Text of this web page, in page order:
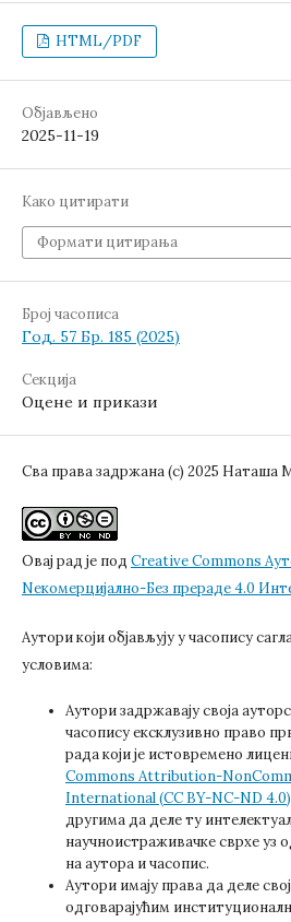
HTML/PDF
Објављено
2025-11-19
Како цитирати
Формати цитирања
Број часописа
Год. 57 Бр. 185 (2025)
Секција
Оцене и прикази
Сва права задржана (c) 2025 Наташа
Овај рад је под Creative Commons
Nекомерцијално-Без прераде 4.0
Аутори који објављују у часопису
условима:
Аутори задржавају своја
часопису ексклузивно право
рада који је истовремено
Commons Attribution-
International (CC BY-NC-ND 4.0)
другима да деле ту
научноистраживачке сврхе уз
на аутора и часопис.
Аутори имају права да деле
одговарајућим